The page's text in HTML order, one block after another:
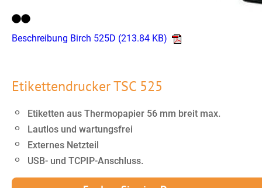
Etikettendrucker TSC 525
Etiketten aus Thermopapier 56 mm breit max.
Lautlos und wartungsfrei
Externes Netzteil
USB- und TCPIP-Anschluss.
Beschreibung Birch 525D (213.84 KB)